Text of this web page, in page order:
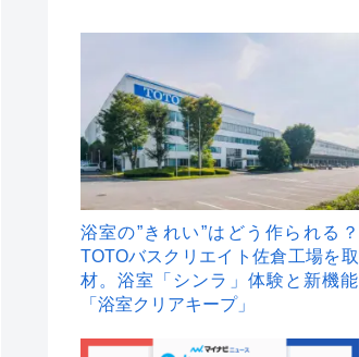
浴室の”きれい”はどう作られる？
TOTOバスクリエイト佐倉工場を取
材。浴室「シンラ」体験と新機能
「浴室クリアキープ」